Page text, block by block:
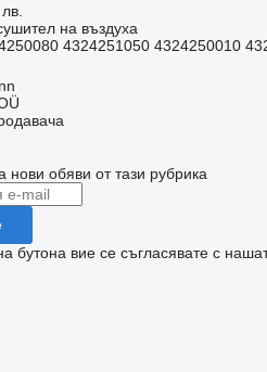
на въздуха
4324251050 4324250010
нови обяви от тази рубрика
бутона вие се съгласявате с